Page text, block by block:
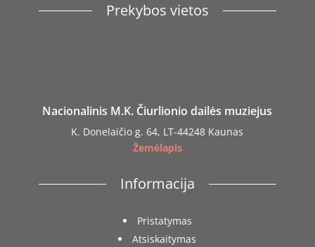
Prekybos vietos
Nacionalinis M.K. Čiurlionio dailės muziejus
K. Donelaičio g. 64, LT-44248 Kaunas
Žemėlapis
Informacija
Pristatymas
Atsiskaitymas